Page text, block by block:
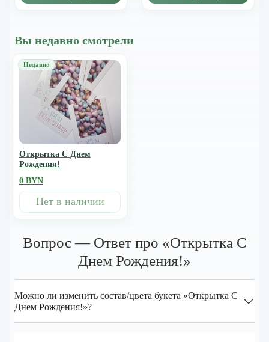
Вы недавно смотрели
Открытка С Днем
Рождения!
0 BYN
Нет в наличии
Вопрос — Ответ про «Открытка С
Днем Рождения!»
Можно ли изменить состав/цвета букета «Открытка С
Днем Рождения!»?